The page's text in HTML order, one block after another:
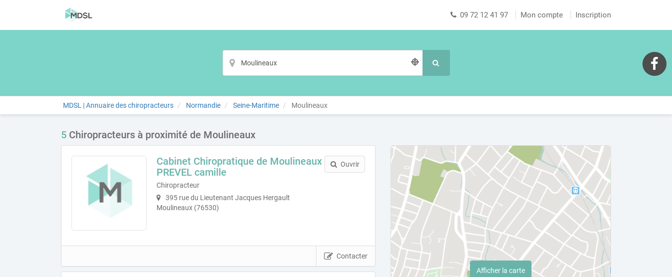
09 72 12 41 97 Mon compte Inscription
MDSL | Annuaire des chiropracteurs Normandie Seine-Maritime Moulineaux
5 Chiropracteurs à proximité de Moulineaux
Cabinet Chiropratique de Moulineaux
PREVEL camille
Chiropracteur
395 rue du Lieutenant Jacques Hergault
Moulineaux (76530)
Ouvrir
Contacter
Afficher la carte